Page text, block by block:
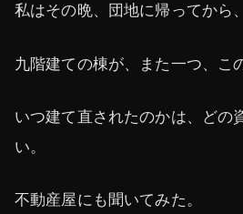
私はその晩、団地に帰ってから
九階建ての棟が、また一つ、こ
いつ建て直されたのかは、どの
い。
不動産屋にも聞いてみた。